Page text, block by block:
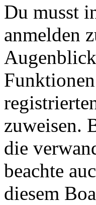
Du musst
anmelden
zuweisen.
die
beachte
diesem